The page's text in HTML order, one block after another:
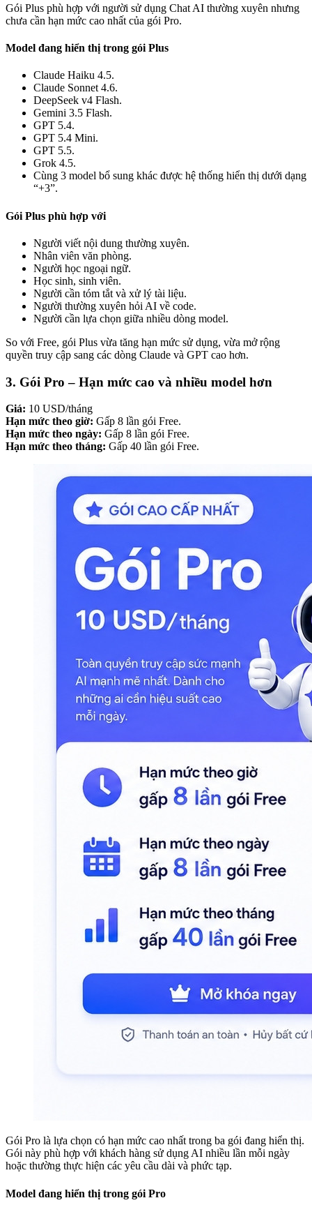
Gói Plus phù hợp với người sử dụng Chat AI thường xuyên nhưng
chưa cần hạn mức cao nhất của gói Pro.
Model đang hiển thị trong gói Plus
Claude Haiku 4.5.
Claude Sonnet 4.6.
DeepSeek v4 Flash.
Gemini 3.5 Flash.
GPT 5.4.
GPT 5.4 Mini.
GPT 5.5.
Grok 4.5.
Cùng 3 model bổ sung khác được hệ thống hiển thị dưới dạng
“+3”.
Gói Plus phù hợp với
Người viết nội dung thường xuyên.
Nhân viên văn phòng.
Người học ngoại ngữ.
Học sinh, sinh viên.
Người cần tóm tắt và xử lý tài liệu.
Người thường xuyên hỏi AI về code.
Người cần lựa chọn giữa nhiều dòng model.
So với Free, gói Plus vừa tăng hạn mức sử dụng, vừa mở rộng
quyền truy cập sang các dòng Claude và GPT cao hơn.
3. Gói Pro – Hạn mức cao và nhiều model hơn
Giá: 10 USD/tháng
Hạn mức theo giờ: Gấp 8 lần gói Free.
Hạn mức theo ngày: Gấp 8 lần gói Free.
Hạn mức theo tháng: Gấp 40 lần gói Free.
Gói Pro là lựa chọn có hạn mức cao nhất trong ba gói đang hiển thị.
Gói này phù hợp với khách hàng sử dụng AI nhiều lần mỗi ngày
hoặc thường thực hiện các yêu cầu dài và phức tạp.
Model đang hiển thị trong gói Pro